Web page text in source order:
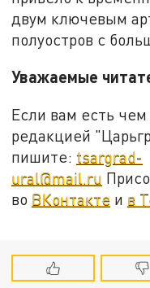
двум ключевым
полуостров с
Уважаемые
Если вам есть
редакцией
пишите: tsargrad-
ural@mail.ru
во ВКонтакте и в